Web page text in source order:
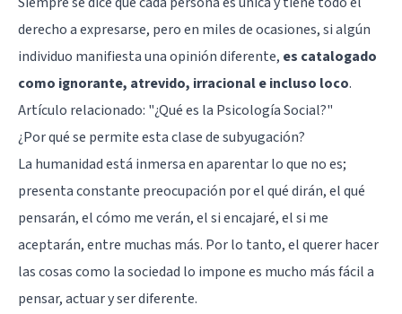
derecho a expresarse, pero en miles de ocasiones, si algún
individuo manifiesta una opinión diferente, es catalogado
como ignorante, atrevido, irracional e incluso loco.
Artículo relacionado: "¿Qué es la Psicología Social?"
¿Por qué se permite esta clase de subyugación?
La humanidad está inmersa en aparentar lo que no es;
presenta constante preocupación por el qué dirán, el qué
pensarán, el cómo me verán, el si encajaré, el si me
aceptarán, entre muchas más. Por lo tanto, el querer hacer
las cosas como la sociedad lo impone es mucho más fácil a
pensar, actuar y ser diferente.